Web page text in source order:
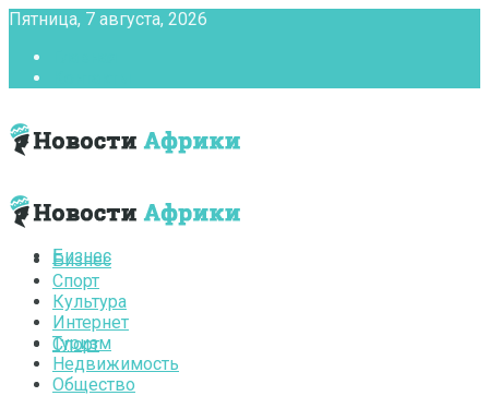
Пятница, 7 августа, 2026
Бизнес
Спорт
Бизнес
Спорт
Культура
Интернет
Туризм
Недвижимость
Общество